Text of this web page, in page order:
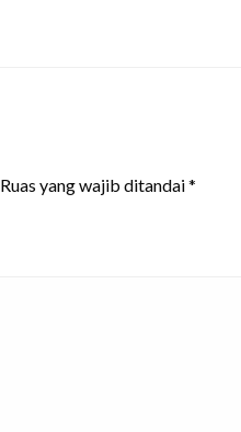
Ruas yang wajib ditandai*